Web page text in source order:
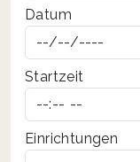
Datum
Startzeit
Einrichtungen